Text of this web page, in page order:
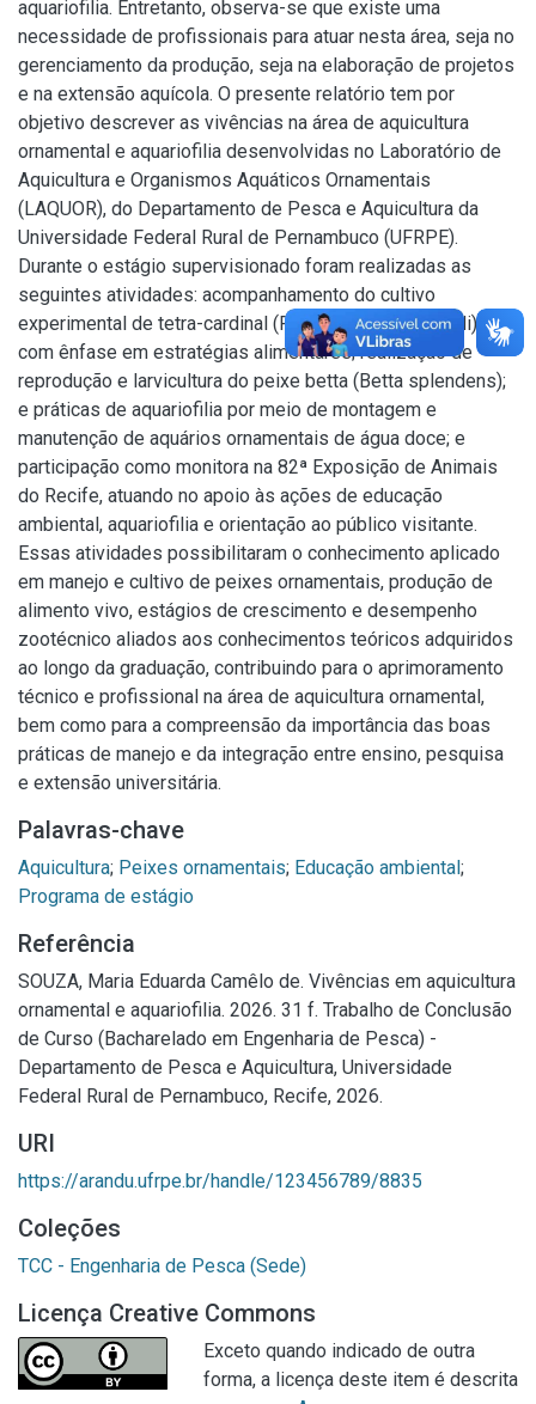
aquariofilia. Entretanto, observa-se que existe uma
necessidade de profissionais para atuar nesta área, seja no
gerenciamento da produção, seja na elaboração de projetos
e na extensão aquícola. O presente relatório tem por
objetivo descrever as vivências na área de aquicultura
ornamental e aquariofilia desenvolvidas no Laboratório de
Aquicultura e Organismos Aquáticos Ornamentais
(LAQUOR), do Departamento de Pesca e Aquicultura da
Universidade Federal Rural de Pernambuco (UFRPE).
Durante o estágio supervisionado foram realizadas as
seguintes atividades: acompanhamento do cultivo
experimental de tetra-cardinal (Paracheirodon axelrodi),
com ênfase em estratégias alimentares; realização de
reprodução e larvicultura do peixe betta (Betta splendens);
e práticas de aquariofilia por meio de montagem e
manutenção de aquários ornamentais de água doce; e
participação como monitora na 82ª Exposição de Animais
do Recife, atuando no apoio às ações de educação
ambiental, aquariofilia e orientação ao público visitante.
Essas atividades possibilitaram o conhecimento aplicado
em manejo e cultivo de peixes ornamentais, produção de
alimento vivo, estágios de crescimento e desempenho
zootécnico aliados aos conhecimentos teóricos adquiridos
ao longo da graduação, contribuindo para o aprimoramento
técnico e profissional na área de aquicultura ornamental,
bem como para a compreensão da importância das boas
práticas de manejo e da integração entre ensino, pesquisa
e extensão universitária.
Palavras-chave
Aquicultura; Peixes ornamentais; Educação ambiental;
Programa de estágio
Referência
SOUZA, Maria Eduarda Camêlo de. Vivências em aquicultura
ornamental e aquariofilia. 2026. 31 f. Trabalho de Conclusão
de Curso (Bacharelado em Engenharia de Pesca) -
Departamento de Pesca e Aquicultura, Universidade
Federal Rural de Pernambuco, Recife, 2026.
URI
https://arandu.ufrpe.br/handle/123456789/8835
Coleções
TCC - Engenharia de Pesca (Sede)
Licença Creative Commons
Exceto quando indicado de outra
forma, a licença deste item é descrita